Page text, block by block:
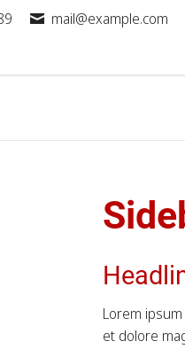
mail@example.com
Lorem
et dolore